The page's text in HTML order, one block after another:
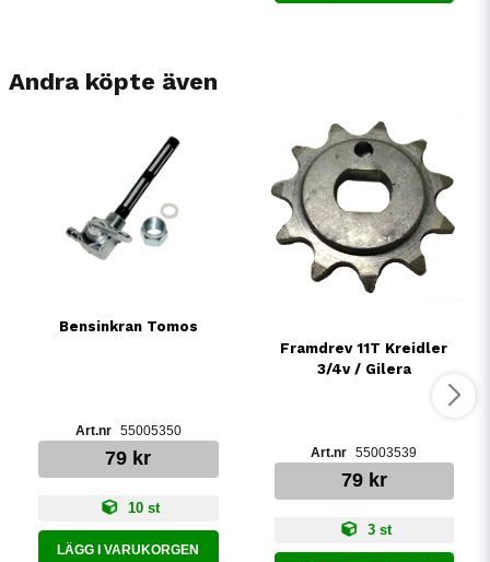
Andra köpte även
Bensinkran Tomos
55005350
79 kr
10 st
LÄGG I VARUKORGEN
Framdrev 11T Kreidler
3/4v / Gilera
55003539
79 kr
3 st